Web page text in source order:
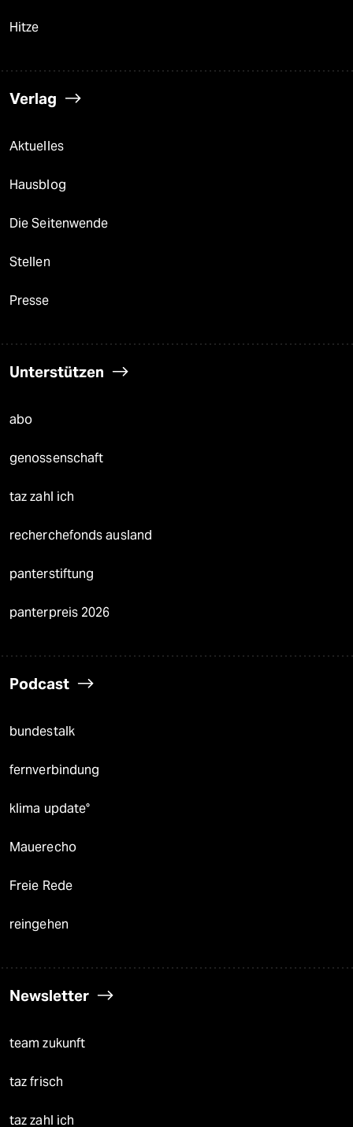
Hitze
Verlag
Aktuelles
Hausblog
Die Seitenwende
Stellen
Presse
Unterstützen
abo
genossenschaft
taz zahl ich
recherchefonds ausland
panterstiftung
panterpreis 2026
Podcast
bundestalk
fernverbindung
klima update°
Mauerecho
Freie Rede
reingehen
Newsletter
team zukunft
taz frisch
taz zahl ich